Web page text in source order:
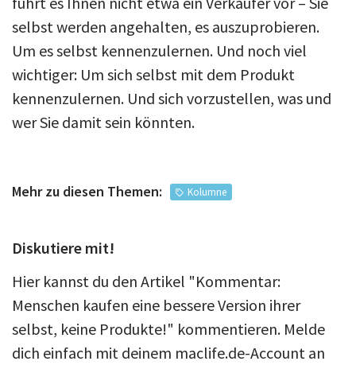
selbst werden angehalten, es auszuprobieren.
Um es selbst kennenzulernen. Und noch viel
wichtiger: Um sich selbst mit dem Produkt
kennenzulernen. Und sich vorzustellen, was und
wer Sie damit sein könnten.
Mehr zu diesen Themen: Kolumne
Diskutiere mit!
Hier kannst du den Artikel "Kommentar:
Menschen kaufen eine bessere Version ihrer
selbst, keine Produkte!" kommentieren. Melde
dich einfach mit deinem maclife.de-Account an